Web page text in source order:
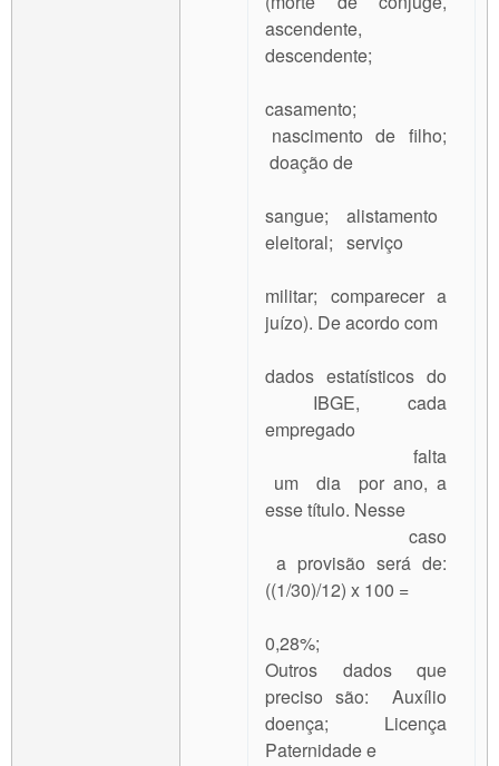
ascendente,
descendente;
casamento;
nascimento de filho;
doação de
sangue; alistamento
eleitoral; serviço
militar; comparecer a
juízo). De acordo com
dados estatísticos do
IBGE, cada
empregado
falta
um dia por ano, a
esse título. Nesse
caso
a provisão será de:
((1/30)/12) x 100 =
0,28%;
Outros dados que
preciso são: Auxílio
doença; Licença
Paternidade e